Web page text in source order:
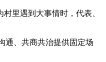
里遇到大事情时，代表、
通、共商共治提供固定场